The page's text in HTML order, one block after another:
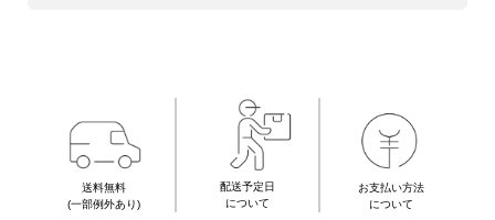
送料無料
(一部例外あり)
配送予定日
について
お支払い方法
について